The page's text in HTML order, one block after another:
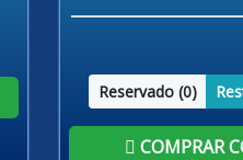
Reservado (0)
COMPRAR